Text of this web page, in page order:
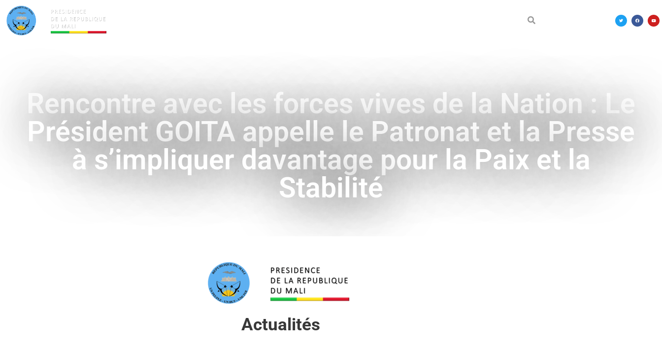
Rencontre avec les forces vives de la Nation : Le
Président GOITA appelle le Patronat et la Presse
à s’impliquer davantage pour la Paix et la
Stabilité
Actualités